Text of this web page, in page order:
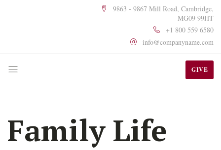
9863 - 9867 Mill Road, Cambridge,
MG09 99HT
+1 800 559 6580
info@companyname.com
GIVE
Family Life